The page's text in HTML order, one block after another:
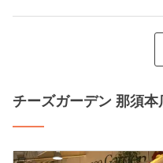
チーズガーデン 那須